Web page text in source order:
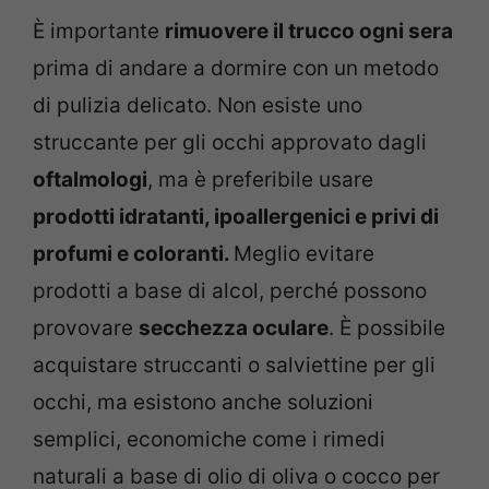
È importante rimuovere il trucco ogni sera
prima di andare a dormire con un metodo
di pulizia delicato. Non esiste uno
struccante per gli occhi approvato dagli
oftalmologi, ma è preferibile usare
prodotti idratanti, ipoallergenici e privi di
profumi e coloranti. Meglio evitare
prodotti a base di alcol, perché possono
provovare secchezza oculare. È possibile
acquistare struccanti o salviettine per gli
occhi, ma esistono anche soluzioni
semplici, economiche come i rimedi
naturali a base di olio di oliva o cocco per